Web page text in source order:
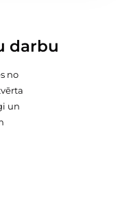
darbu
no
un